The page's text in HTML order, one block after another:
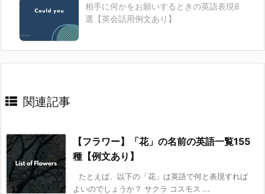
相手に何かをお願いするときの英語表現8
選【英会話用例文あり】
関連記事
【フラワー】「花」の名前の英語一覧155
種【例文あり】
たとえば、以下の「花」は英語で何と表現すれば
よいのでしょうか？ サクラ コスモス ...